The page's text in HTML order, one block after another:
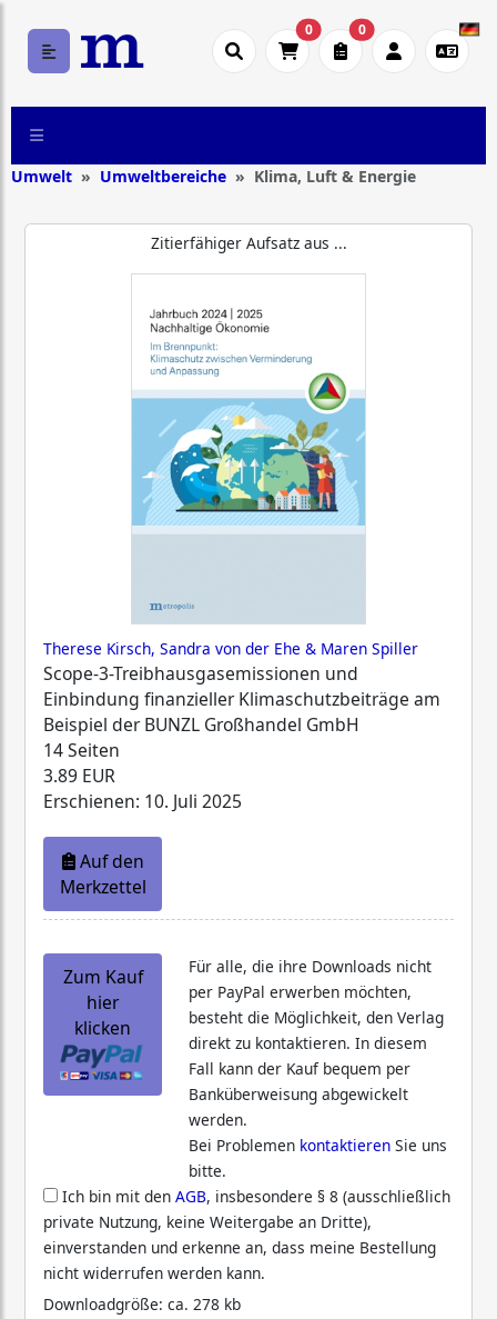
0 0
Umwelt Umweltbereiche Klima, Luft & Energie
Zitierfähiger Aufsatz aus ...
Therese Kirsch, Sandra von der Ehe & Maren Spiller
Scope-3-Treibhausgasemissionen und
Einbindung finanzieller Klimaschutzbeiträge am
Beispiel der BUNZL Großhandel GmbH
14 Seiten
3.89 EUR
Erschienen: 10. Juli 2025
Auf den
Merkzettel
Zum Kauf
hier
klicken
Für alle, die ihre Downloads nicht
per PayPal erwerben möchten,
besteht die Möglichkeit, den Verlag
direkt zu kontaktieren. In diesem
Fall kann der Kauf bequem per
Banküberweisung abgewickelt
werden.
Bei Problemen kontaktieren Sie uns
bitte.
Ich bin mit den AGB, insbesondere § 8 (ausschließlich
private Nutzung, keine Weitergabe an Dritte),
einverstanden und erkenne an, dass meine Bestellung
nicht widerrufen werden kann.
Downloadgröße: ca. 278 kb